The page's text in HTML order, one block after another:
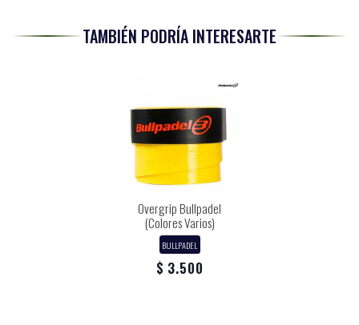
TAMBIÉN PODRÍA INTERESARTE
Overgrip Bullpadel
(Colores Varios)
BULLPADEL
$ 3.500